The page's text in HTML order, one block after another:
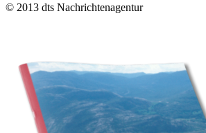
© 2013 dts Nachrichtenagentur